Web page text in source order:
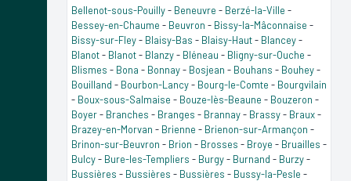
Bellenot-sous-Pouilly- Beneuvre - Berzé-la-Ville -
Bessey-en-Chaume - Beuvron - Bissy-la-Mâconnaise -
Bissy-sur-Fley- Blaisy-Bas - Blaisy-Haut- Blancey-
Blanot- Blanot- Blanzy- Bléneau - Bligny-sur-Ouche -
Blismes - Bona - Bonnay- Bosjean - Bouhans - Bouhey-
Bouilland - Bourbon-Lancy- Bourg-le-Comte - Bourgvilain
- Boux-sous-Salmaise - Bouze-lès-Beaune - Bouzeron -
Boyer- Branches - Branges - Brannay- Brassy- Braux-
Brazey-en-Morvan - Brienne - Brienon-sur-Armançon -
Brinon-sur-Beuvron - Brion - Brosses - Broye - Bruailles -
Bulcy- Bure-les-Templiers - Burgy- Burnand - Burzy-
Bussières - Bussières - Bussières - Bussy-la-Pesle -